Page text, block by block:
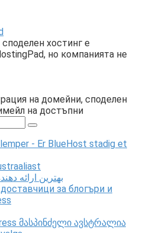
хостинг е
но компанията не
на домейни, споделен
на достъпни
- Er BlueHost stadig et
5 بهترین ارائه
за блогъри и
მასპინძელი ავსტრალია